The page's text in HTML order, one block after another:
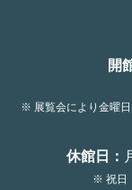
開
※ 展覧会により金曜
休館日：
※ 祝日